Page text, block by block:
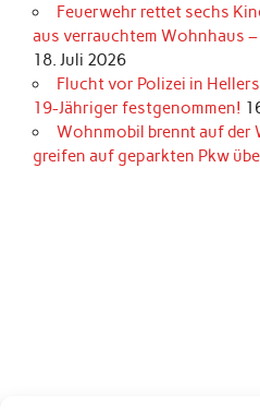
Feuerwehr rettet sechs
aus verrauchtem Wohnhaus
18. Juli 2026
Flucht vor Polizei in
19-Jähriger festgenommen!
Wohnmobil brennt auf der
greifen auf geparkten Pkw